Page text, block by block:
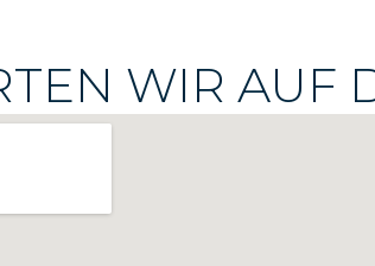
WIR AUF